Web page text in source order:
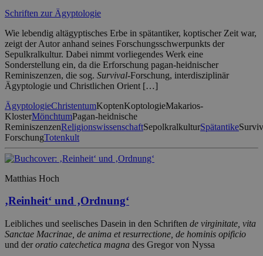
Schriften zur Ägyptologie
Wie lebendig altägyptisches Erbe in spätantiker, koptischer Zeit war,
zeigt der Autor anhand seines Forschungsschwerpunkts der
Sepulkralkultur. Dabei nimmt vorliegendes Werk eine
Sonderstellung ein, da die Erforschung pagan-heidnischer
Reminiszenzen, die sog. Survival-Forschung, interdisziplinär
Ägyptologie und Christlichen Orient […]
ÄgyptologieChristentumKoptenKoptologieMakarios-
KlosterMönchtumPagan-heidnische
ReminiszenzenReligionswissenschaftSepolkralkulturSpätantike
ForschungTotenkult
Matthias Hoch
‚Reinheit‘ und ‚Ordnung‘
Leibliches und seelisches Dasein in den Schriften de virginitate, vita
Sanctae Macrinae, de anima et resurrectione, de hominis opificio
und deroratio catechetica magna des Gregor von Nyssa